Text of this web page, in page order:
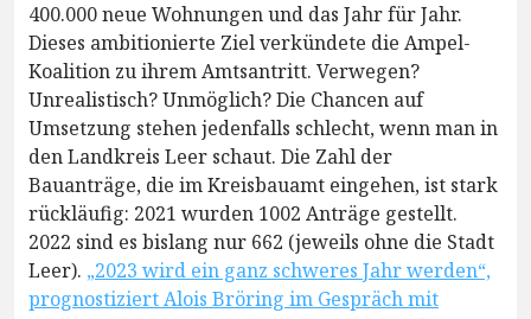
400.000 neue Wohnungen und das Jahr für Jahr.
Dieses ambitionierte Ziel verkündete die Ampel-
Koalition zu ihrem Amtsantritt. Verwegen?
Unrealistisch? Unmöglich? Die Chancen auf
Umsetzung stehen jedenfalls schlecht, wenn man in
den Landkreis Leer schaut. Die Zahl der
Bauanträge, die im Kreisbauamt eingehen, ist stark
rückläufig: 2021 wurden 1002 Anträge gestellt.
2022 sind es bislang nur 662 (jeweils ohne die Stadt
Leer). „2023 wird ein ganz schweres Jahr werden“,
prognostiziert Alois Bröring im Gespräch mit